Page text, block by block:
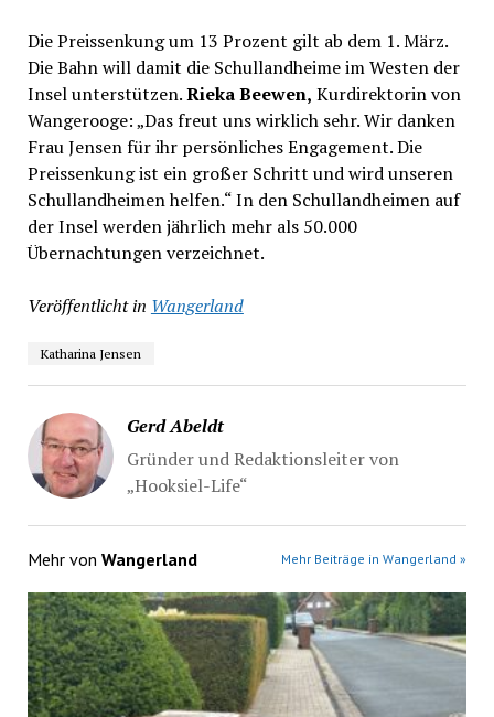
Die Preissenkung um 13 Prozent gilt ab dem 1. März.
Die Bahn will damit die Schullandheime im Westen der
Insel unterstützen.Rieka Beewen, Kurdirektorin von
Wangerooge: „Das freut uns wirklich sehr. Wir danken
Frau Jensen für ihr persönliches Engagement. Die
Preissenkung ist ein großer Schritt und wird unseren
Schullandheimen helfen.“ In den Schullandheimen auf
der Insel werden jährlich mehr als 50.000
Übernachtungen verzeichnet.
Veröffentlicht in Wangerland
Katharina Jensen
Gerd Abeldt
Gründer und Redaktionsleiter von
„Hooksiel-Life“
Mehr von Wangerland Mehr Beiträge in Wangerland »